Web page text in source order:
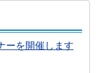
ーを開催します